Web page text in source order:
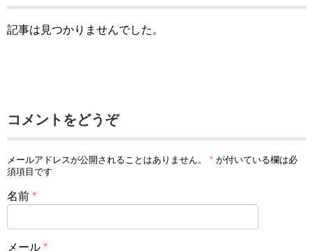
記事は見つかりませんでした。
コメントをどうぞ
メールアドレスが公開されることはありません。 * が付いている欄は必
須項目です
名前 *
メール *